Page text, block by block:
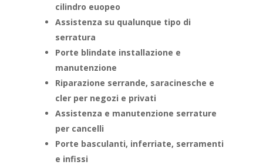
cilindro euopeo
Assistenza su qualunque tipo di
serratura
Porte blindate installazione e
manutenzione
Riparazione serrande, saracinesche e
cler per negozi e privati
Assistenza e manutenzione serrature
per cancelli
Porte basculanti, inferriate, serramenti
e infissi